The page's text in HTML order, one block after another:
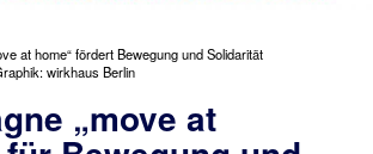
at home“ fördert Bewegung und Solidarität
wirkhaus Berlin
„move at